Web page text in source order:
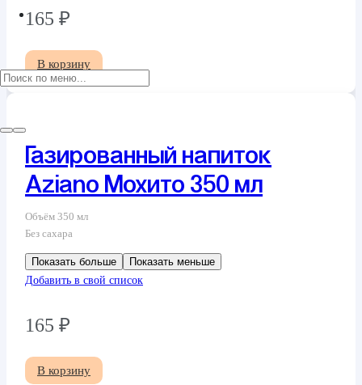
165 ₽
В корзину
Газированный напиток
Aziano Мохито 350 мл
Объём 350 мл
Без сахара
Показать больше
Показать меньше
Добавить в свой список
165 ₽
В корзину